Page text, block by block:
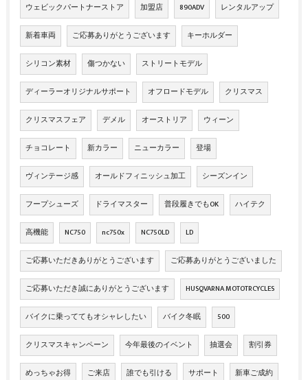
ウェビックパートナーストア 加盟店 890ADV レンタルアップ
新着車両 ご応募ありがとうございます キーホルダー
シリコン素材 傷つかない ストリートモデル
ディーラーオリジナルサポート オフロードモデル クリスマス
クリスマスフェア デメル オーストリア ウィーン
チョコレート 新カラー ニューカラー 登場
ヴィンテージ感 オールドフィニッシュ加工 シーズンイン
フープシューズ ドライマスター 普段履きでもOK ハイテク
高機能 NC750 nc750x NC750LD LD
ご応募いただきありがとうございます ご応募ありがとうございました
ご応募いただき誠にありがとうございます HUSQVARNA MOTOTRCYCLES
バイクに乗っててもオシャレしたい バイク冬眠 500
クリスマスキャンペーン 今年最後のイベント 抽選会 割引券
めっちゃお得 ご来店 誰でも引ける サポート 新車ご成約